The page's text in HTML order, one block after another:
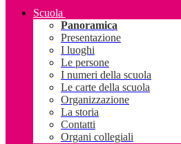
Scuola
Panoramica
Presentazione
I luoghi
Le persone
I numeri della scuola
Le carte della scuola
Organizzazione
La storia
Contatti
Organi collegiali